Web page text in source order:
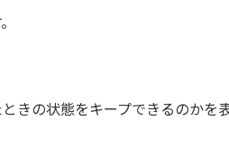
きの状態をキープできるのかを表